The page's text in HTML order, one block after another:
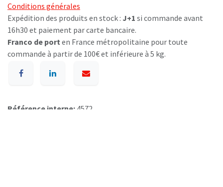
Conditions générales
Expédition des produits en stock : J+1 si commande avant
16h30 et paiement par carte bancaire.
Franco de port en France métropolitaine pour toute
commande à partir de 100€ et inférieure à 5 kg.
Référence interne: 4572